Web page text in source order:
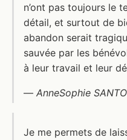
n’ont pas toujours le
détail, et surtout de
abandon serait
sauvée par les
à leur travail et leur
— AnneSophie
Je me permets de